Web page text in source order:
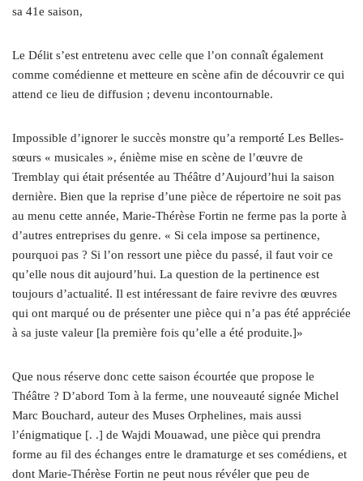
sa 41e saison,
Le Délit s’est entretenu avec celle que l’on connaît également
comme comédienne et metteure en scène afin de découvrir ce qui
attend ce lieu de diffusion ; devenu incontournable.
Impossible d’ignorer le succès monstre qu’a remporté Les Belles-
sœurs « musicales », énième mise en scène de l’œuvre de
Tremblay qui était présentée au Théâtre d’Aujourd’hui la saison
dernière. Bien que la reprise d’une pièce de répertoire ne soit pas
au menu cette année, Marie-Thérèse Fortin ne ferme pas la porte à
d’autres entreprises du genre. « Si cela impose sa pertinence,
pourquoi pas ? Si l’on ressort une pièce du passé, il faut voir ce
qu’elle nous dit aujourd’hui. La question de la pertinence est
toujours d’actualité. Il est intéressant de faire revivre des œuvres
qui ont marqué ou de présenter une pièce qui n’a pas été appréciée
à sa juste valeur [la première fois qu’elle a été produite.]»
Que nous réserve donc cette saison écourtée que propose le
Théâtre ? D’abord Tom à la ferme, une nouveauté signée Michel
Marc Bouchard, auteur des Muses Orphelines, mais aussi
l’énigmatique [. .] de Wajdi Mouawad, une pièce qui prendra
forme au fil des échanges entre le dramaturge et ses comédiens, et
dont Marie-Thérèse Fortin ne peut nous révéler que peu de